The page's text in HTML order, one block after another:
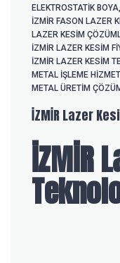
ELEKTROSTATIK BOYA
İZMİR FASON LAZER
LAZER KESIM
İZMİR LAZER KESIM
İZMİR LAZER KESIM
METAL IŞLEME
METAL ÜRETIM
İZMİR Lazer
İZMİR